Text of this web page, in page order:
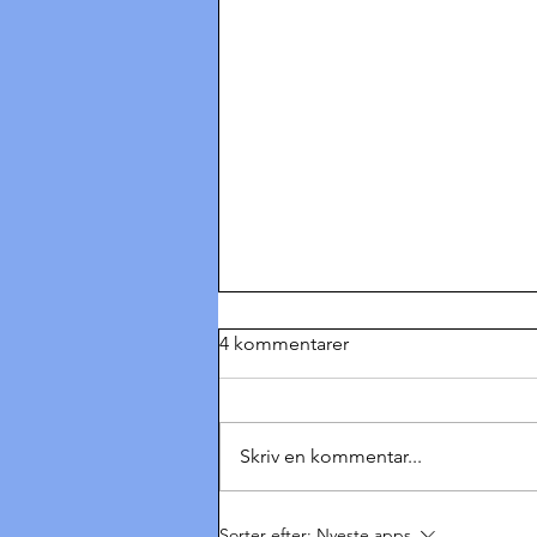
Hvad siger man til
4 kommentarer
Skriv en kommentar...